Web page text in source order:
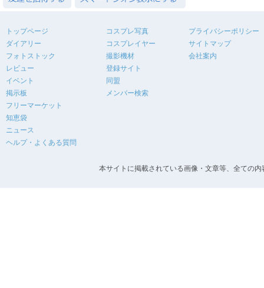
トップページ
ダイアリー
フォトストック
レビュー
イベント
掲示板
フリーマーケット
知恵袋
ニュース
ヘルプ・よくある質問
コスプレ写真
コスプレイヤー
撮影機材
登録サイト
同盟
メンバー検索
プライバシーポリシー
サイトマップ
会社案内
本サイトに掲載されている画像・文章等、全ての